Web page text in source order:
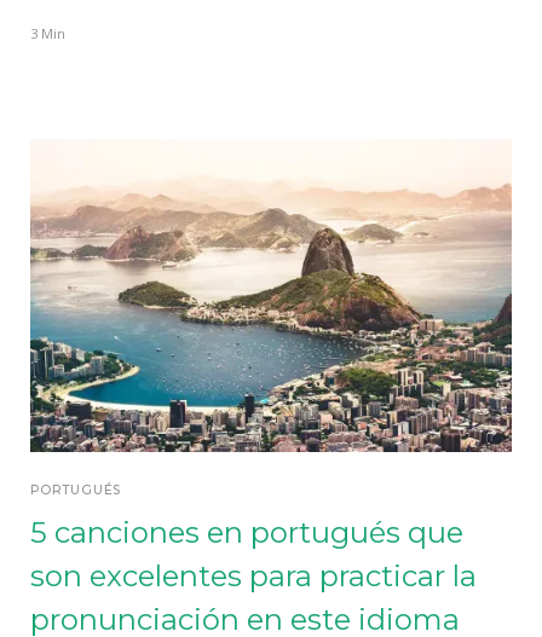
3 Min
PORTUGUÉS
5 canciones en portugués que
son excelentes para practicar la
pronunciación en este idioma